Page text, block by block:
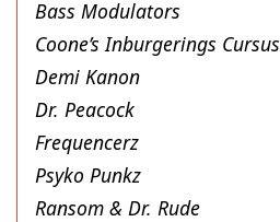
Bass Modulators
Coone’s Inburgerings Cursus
Demi Kanon
Dr. Peacock
Frequencerz
Psyko Punkz
Ransom & Dr. Rude